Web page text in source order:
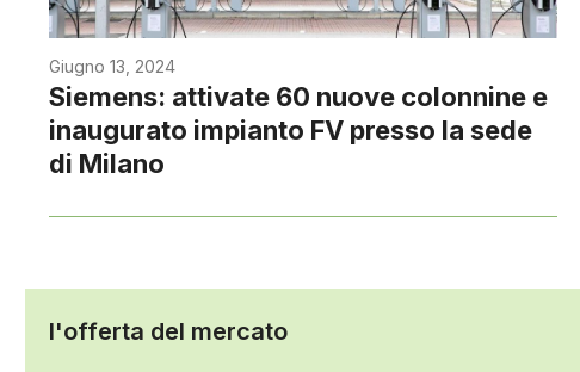
Giugno 13, 2024
Siemens: attivate 60 nuove colonnine e
inaugurato impianto FV presso la sede
di Milano
l'offerta del mercato